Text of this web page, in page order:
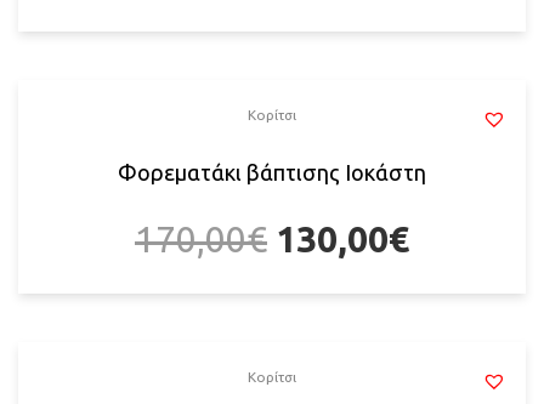
Κορίτσι
Φορεματάκι βάπτισης Ιοκάστη
170,00€ 130,00€
Κορίτσι